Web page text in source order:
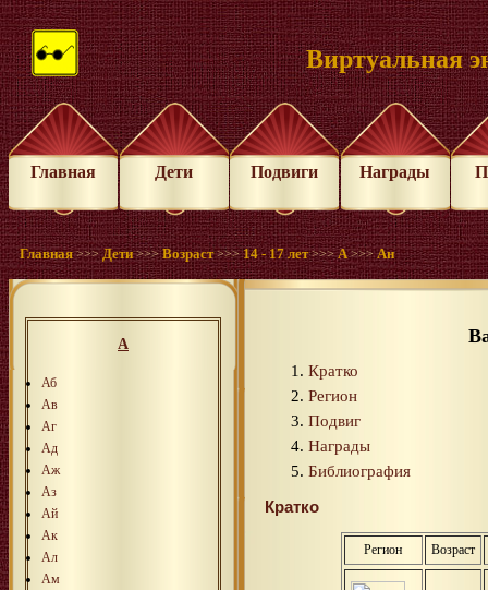
Виртуальная
Главная Дети Подвиги Награды
Главная >>>Дети >>>Возраст >>>14 - 17 лет >>>А >>>Ан
А
Аб
Ав
Аг
Ад
Аж
Аз
Ай
Ак
Ал
Ам
Кратко
Регион
Подвиг
Награды
Библиография
Кратко
Регион Возраст